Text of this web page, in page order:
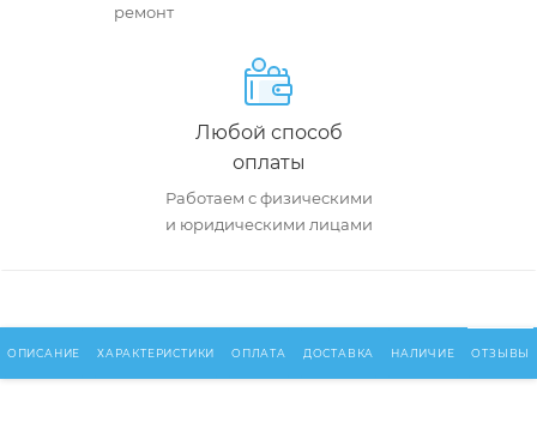
ремонт
Любой способ
оплаты
Работаем с физическими
и юридическими лицами
ОПИСАНИЕ ХАРАКТЕРИСТИКИ ОПЛАТА ДОСТАВКА НАЛИЧИЕ ОТЗЫВЫ